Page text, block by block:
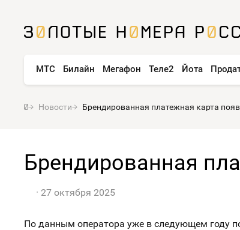
МТС Билайн Мегафон Теле2 Йота
Новости Брендированная платежная карта
Брендированная
27 октября 2025
По данным оператора уже в следующем году